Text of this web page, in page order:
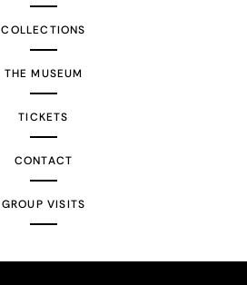
COLLECTIONS
THE MUSEUM
TICKETS
CONTACT
GROUP VISITS